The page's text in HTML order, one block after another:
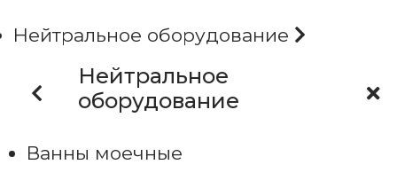
Нейтральное оборудование
Нейтральное
оборудование
Ванны моечные